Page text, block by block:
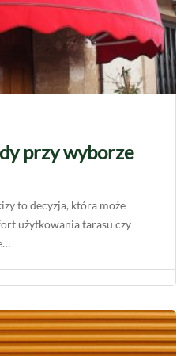
przy wyborze
to decyzja, która może
użytkowania tarasu czy